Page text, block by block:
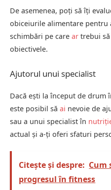
De asemenea, poți să îți
obiceiurile alimentare pentru
schimbări pe care ar trebui
obiectivele.
Ajutorul unui specialist
Dacă ești la început de drum
este posibil să ai nevoie de
sau a unui specialist în
actual și a-ți oferi sfaturi
Citește și despre: Cum
progresul în fitness